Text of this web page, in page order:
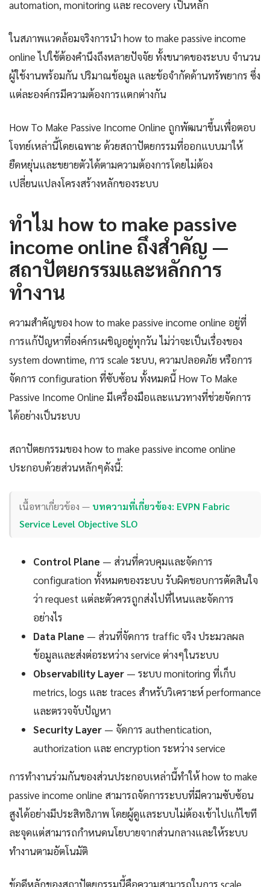
automation, monitoring และ recovery เป็นหลัก
ในสภาพแวดล้อมจริงการนำ how to make passive income
online ไปใช้ต้องคำนึงถึงหลายปัจจัย ทั้งขนาดของระบบ จำนวน
ผู้ใช้งานพร้อมกัน ปริมาณข้อมูล และข้อจำกัดด้านทรัพยากร ซึ่ง
แต่ละองค์กรมีความต้องการแตกต่างกัน
How To Make Passive Income Online ถูกพัฒนาขึ้นเพื่อตอบ
โจทย์เหล่านี้โดยเฉพาะ ด้วยสถาปัตยกรรมที่ออกแบบมาให้
ยืดหยุ่นและขยายตัวได้ตามความต้องการโดยไม่ต้อง
เปลี่ยนแปลงโครงสร้างหลักของระบบ
ทำไม how to make passive
income online ถึงสำคัญ —
สถาปัตยกรรมและหลักการ
ทำงาน
ความสำคัญของ how to make passive income online อยู่ที่
การแก้ปัญหาที่องค์กรเผชิญอยู่ทุกวัน ไม่ว่าจะเป็นเรื่องของ
system downtime, การ scale ระบบ, ความปลอดภัย หรือการ
จัดการ configuration ที่ซับซ้อน ทั้งหมดนี้ How To Make
Passive Income Online มีเครื่องมือและแนวทางที่ช่วยจัดการ
ได้อย่างเป็นระบบ
สถาปัตยกรรมของ how to make passive income online
ประกอบด้วยส่วนหลักๆดังนี้:
เนื้อหาเกี่ยวข้อง — บทความที่เกี่ยวข้อง: EVPN Fabric
Service Level Objective SLO
Control Plane — ส่วนที่ควบคุมและจัดการ
configuration ทั้งหมดของระบบ รับผิดชอบการตัดสินใจ
ว่า request แต่ละตัวควรถูกส่งไปที่ไหนและจัดการ
อย่างไร
Data Plane — ส่วนที่จัดการ traffic จริง ประมวลผล
ข้อมูลและส่งต่อระหว่าง service ต่างๆในระบบ
Observability Layer — ระบบ monitoring ที่เก็บ
metrics, logs และ traces สำหรับวิเคราะห์ performance
และตรวจจับปัญหา
Security Layer — จัดการ authentication,
authorization และ encryption ระหว่าง service
การทำงานร่วมกันของส่วนประกอบเหล่านี้ทำให้ how to make
passive income online สามารถจัดการระบบที่มีความซับซ้อน
สูงได้อย่างมีประสิทธิภาพ โดยผู้ดูแลระบบไม่ต้องเข้าไปแก้ไขที
ละจุดแต่สามารถกำหนดนโยบายจากส่วนกลางและให้ระบบ
ทำงานตามอัตโนมัติ
ข้อดีหลักของสถาปัตยกรรมนี้คือความสามารถในการ scale